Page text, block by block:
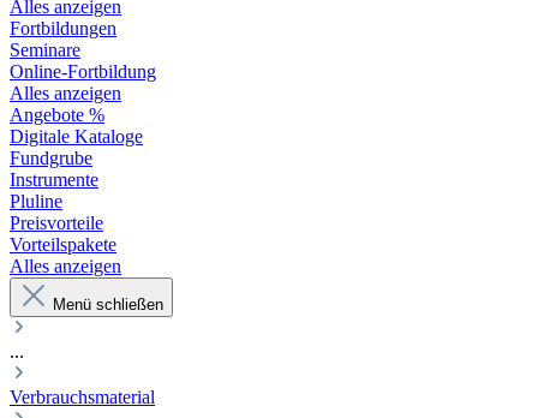
Alles anzeigen
Fortbildungen
Seminare
Online-Fortbildung
Alles anzeigen
Angebote %
Digitale Kataloge
Fundgrube
Instrumente
Pluline
Preisvorteile
Vorteilspakete
Alles anzeigen
Menü schließen
...
Verbrauchsmaterial